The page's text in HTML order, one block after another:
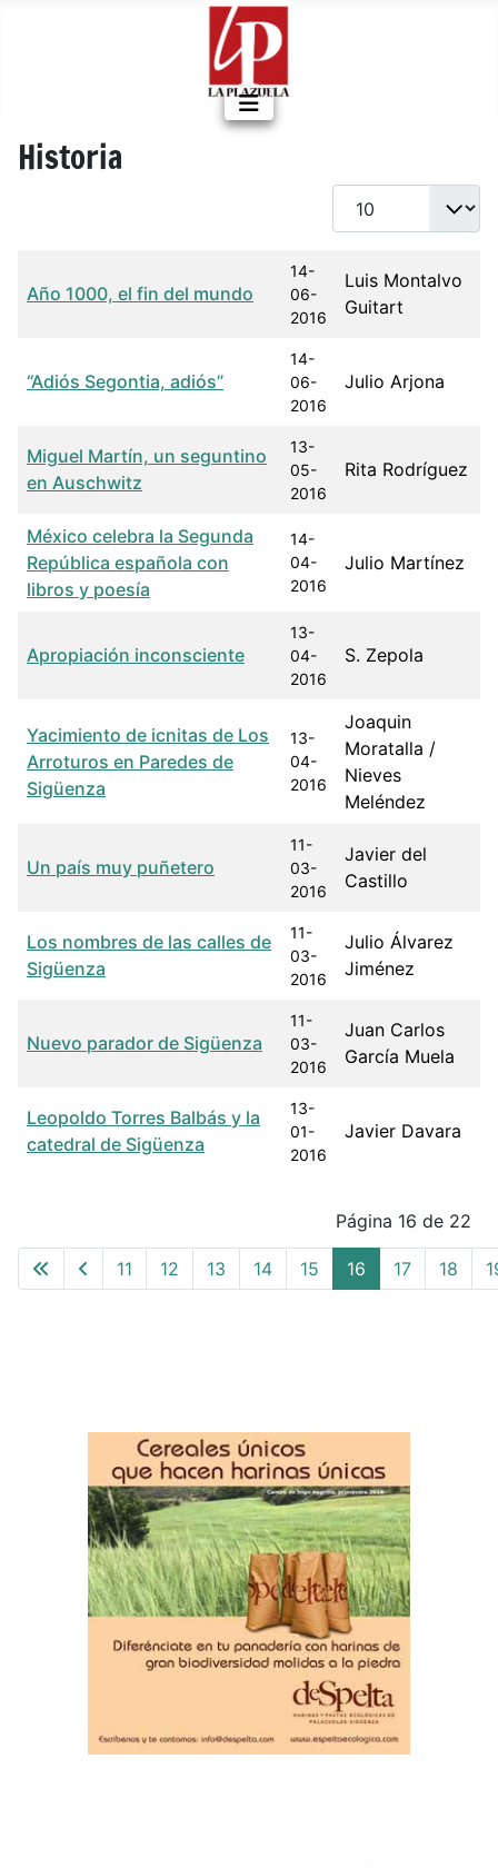
Historia
Cantidad a mostrar
Autor
Año 1000, el fin del mundo
14-
06-
2016
Luis Montalvo
Guitart
“Adiós Segontia, adiós”
14-
06-
2016
Julio Arjona
Miguel Martín, un seguntino
en Auschwitz
13-
05-
2016
Rita Rodríguez
México celebra la Segunda
República española con
libros y poesía
14-
04-
2016
Julio Martínez
Apropiación inconsciente
13-
04-
2016
S. Zepola
Yacimiento de icnitas de Los
Arroturos en Paredes de
Sigüenza
13-
04-
2016
Joaquin
Moratalla /
Nieves
Meléndez
Un país muy puñetero
11-
03-
2016
Javier del
Castillo
Los nombres de las calles de
Sigüenza
11-
03-
2016
Julio Álvarez
Jiménez
Nuevo parador de Sigüenza
11-
03-
2016
Juan Carlos
García Muela
Leopoldo Torres Balbás y la
catedral de Sigüenza
13-
01-
2016
Javier Davara
Página 16 de 22
11 12 13 14 15 16 17 18